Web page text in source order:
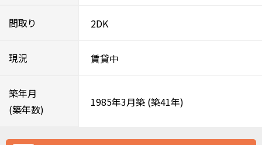
間取り 2DK
現況 賃貸中
築年月
(築年数)
1985年3月築 (築41年)